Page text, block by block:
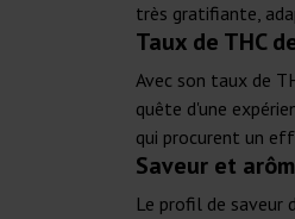
très gratifiante,
Taux de THC
Avec son taux de
quête d'une
qui procurent un
Saveur et
Le profil de saveur